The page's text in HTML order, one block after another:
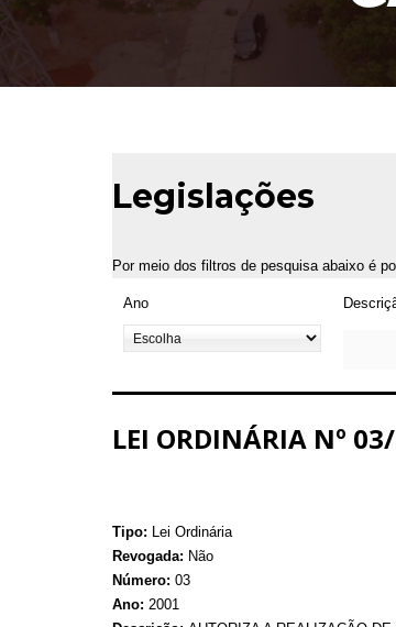
Legislações
Por meio dos filtros de pesquisa abaixo é
Ano
LEI ORDINÁRIA Nº
Tipo: Lei Ordinária
Revogada: Não
Número: 03
Ano: 2001